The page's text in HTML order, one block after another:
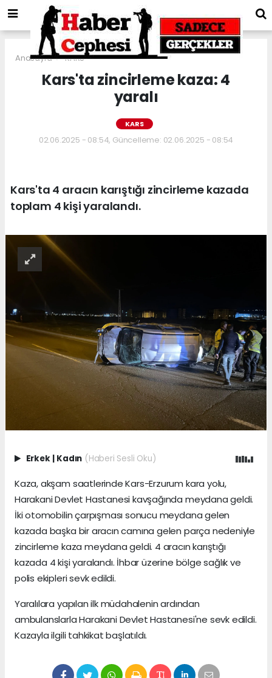
Anasayfa KARS
Kars'ta zincirleme kaza: 4
yaralı
KARS
02.06.2025 - 08:54, Güncelleme: 02.06.2025 - 08:54
Kars'ta 4 aracın karıştığı zincirleme kazada
toplam 4 kişi yaralandı.
Erkek Kadın (Haberi Sesli Oku)
Kaza, akşam saatlerinde Kars-Erzurum kara yolu,
Harakani Devlet Hastanesi kavşağında meydana geldi.
İki otomobilin çarpışması sonucu meydana gelen
kazada başka bir aracın camına gelen parça nedeniyle
zincirleme kaza meydana geldi. 4 aracın karıştığı
kazada 4 kişi yaralandı. İhbar üzerine bölge sağlık ve
polis ekipleri sevk edildi.
Yaralılara yapılan ilk müdahalenin ardından
ambulanslarla Harakani Devlet Hastanesi'ne sevk edildi.
Kazayla ilgili tahkikat başlatıldı.